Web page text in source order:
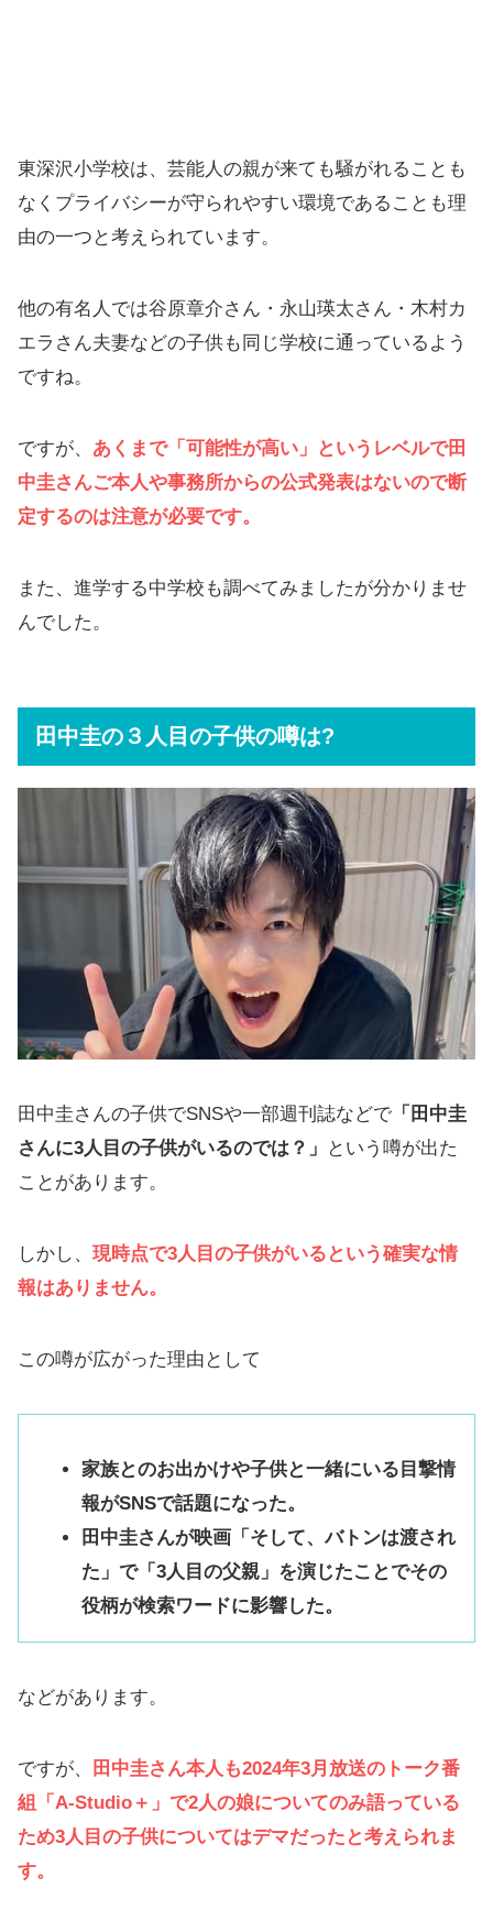
東深沢小学校は、芸能人の親が来ても騒がれることも
なくプライバシーが守られやすい環境であることも理
由の一つと考えられています。
他の有名人では谷原章介さん・永山瑛太さん・木村カ
エラさん夫妻などの子供も同じ学校に通っているよう
ですね。
ですが、 あくまで「可能性が高い」というレベルで田
中圭さんご本人や事務所からの公式発表はないので断
定するのは注意が必要です。
また、進学する中学校も調べてみましたが分かりませ
んでした。
田中圭の３人目の子供の噂は?
田中圭さんの子供でSNSや一部週刊誌などで 「田中圭
さんに3人目の子供がいるのでは？」
という噂が出た
ことがあります。
しかし、 現時点で3人目の子供がいるという確実な情
報はありません。
この噂が広がった理由として
家族とのお出かけや子供と一緒にいる目撃情
報がSNSで話題になった。
田中圭さんが映画「そして、バトンは渡され
た」で「3人目の父親」を演じたことでその
役柄が検索ワードに影響した。
などがあります。
ですが、
田中圭さん本人も2024年3月放送のトーク番
組「A-Studio＋」で2人の娘についてのみ語っている
ため3人目の子供についてはデマだったと考えられま
す。